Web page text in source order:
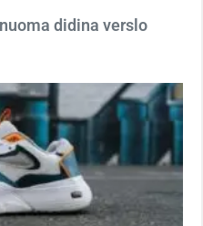
didina verslo